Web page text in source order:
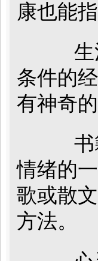
康也能
生活
条件的
有神奇
书籍
情绪的
歌或散
方法。